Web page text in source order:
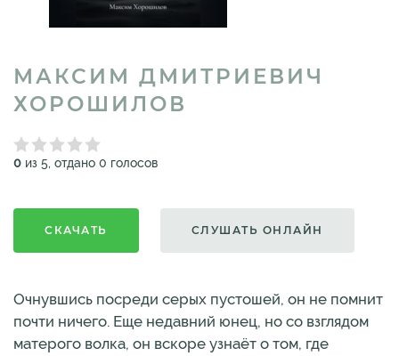
МАКСИМ ДМИТРИЕВИЧ
ХОРОШИЛОВ
0 из 5, отдано 0 голосов
СКАЧАТЬ СЛУШАТЬ ОНЛАЙН
Очнувшись посреди серых пустошей, он не помнит
почти ничего. Еще недавний юнец, но со взглядом
матерого волка, он вскоре узнаёт о том, где